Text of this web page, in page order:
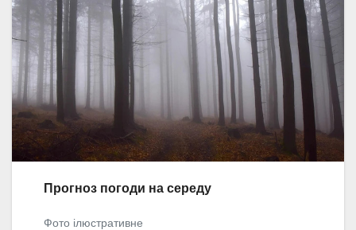
Прогноз погоди на середу
Фото ілюстративне